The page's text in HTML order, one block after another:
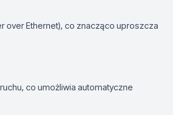
over Ethernet), co znacząco uproszcza
co umożliwia automatyczne